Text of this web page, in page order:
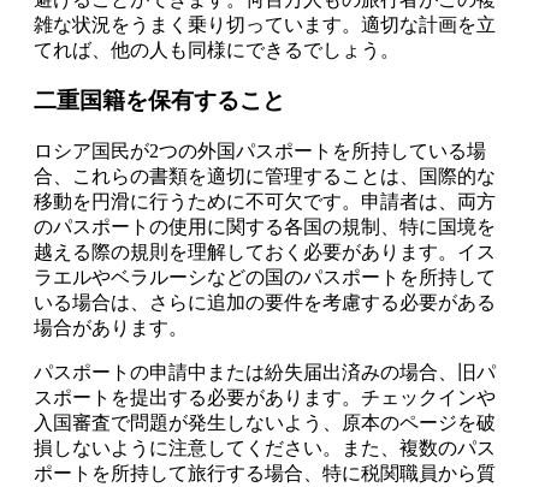
雑な状況をうまく乗り切っています。適切な計画を立
てれば、他の人も同様にできるでしょう。
二重国籍を保有すること
ロシア国民が2つの外国パスポートを所持している場
合、これらの書類を適切に管理することは、国際的な
移動を円滑に行うために不可欠です。申請者は、両方
のパスポートの使用に関する各国の規制、特に国境を
越える際の規則を理解しておく必要があります。イス
ラエルやベラルーシなどの国のパスポートを所持して
いる場合は、さらに追加の要件を考慮する必要がある
場合があります。
パスポートの申請中または紛失届出済みの場合、旧パ
スポートを提出する必要があります。チェックインや
入国審査で問題が発生しないよう、原本のページを破
損しないように注意してください。また、複数のパス
ポートを所持して旅行する場合、特に税関職員から質